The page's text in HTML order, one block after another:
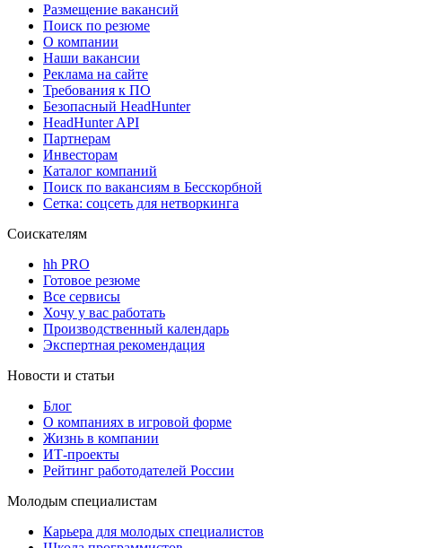
Размещение вакансий
Поиск по резюме
О компании
Наши вакансии
Реклама на сайте
Требования к ПО
Безопасный HeadHunter
HeadHunter API
Партнерам
Инвесторам
Каталог компаний
Поиск по вакансиям в Бесскорбной
Сетка: соцсеть для нетворкинга
Соискателям
hh PRO
Готовое резюме
Все сервисы
Хочу у вас работать
Производственный календарь
Экспертная рекомендация
Новости и статьи
Блог
О компаниях в игровой форме
Жизнь в компании
ИТ-проекты
Рейтинг работодателей России
Молодым специалистам
Карьера для молодых специалистов